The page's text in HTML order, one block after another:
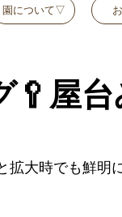
園について▽
🥄屋
大時でも鮮明